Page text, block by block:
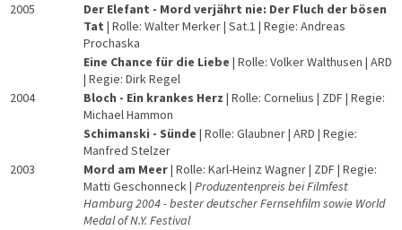
2005
Der Elefant - Mord verjährt nie: Der Fluch der bösen
Tat | Rolle: Walter Merker | Sat.1 | Regie: Andreas
Prochaska
Eine Chance für die Liebe | Rolle: Volker Walthusen | ARD
| Regie: Dirk Regel
2004
Bloch - Ein krankes Herz | Rolle: Cornelius | ZDF | Regie:
Michael Hammon
Schimanski - Sünde | Rolle: Glaubner | ARD | Regie:
Manfred Stelzer
2003
Mord am Meer| Rolle: Karl-Heinz Wagner | ZDF | Regie:
Matti Geschonneck | Produzentenpreis bei Filmfest
Hamburg 2004 - bester deutscher Fernsehfilm sowie World
Medal of N.Y. Festival